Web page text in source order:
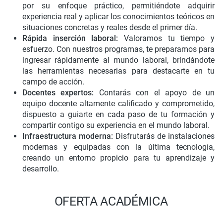
por su enfoque práctico, permitiéndote adquirir
experiencia real y aplicar los conocimientos teóricos en
situaciones concretas y reales desde el primer día.
Rápida inserción laboral: Valoramos tu tiempo y
esfuerzo. Con nuestros programas, te preparamos para
ingresar rápidamente al mundo laboral, brindándote
las herramientas necesarias para destacarte en tu
campo de acción.
Docentes expertos: Contarás con el apoyo de un
equipo docente altamente calificado y comprometido,
dispuesto a guiarte en cada paso de tu formación y
compartir contigo su experiencia en el mundo laboral.
Infraestructura moderna: Disfrutarás de instalaciones
modernas y equipadas con la última tecnología,
creando un entorno propicio para tu aprendizaje y
desarrollo.
OFERTA ACADÉMICA